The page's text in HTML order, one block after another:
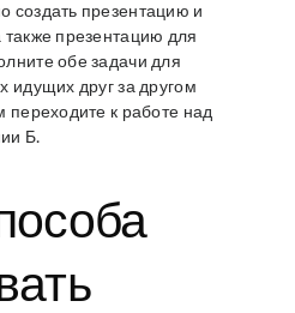
создать презентацию и
презентацию для
обе задачи для
идущих друг за другом
переходите к работе над
Б.